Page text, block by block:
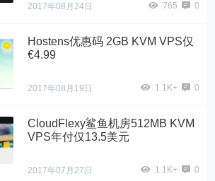
2017年08月24日 765 0
Hostens优惠码 2GB KVM VPS仅
€4.99
2017年08月19日 1.1K+ 0
CloudFlexy鲨鱼机房512MB KVM
VPS年付仅13.5美元
2017年07月27日 1.1K+ 0